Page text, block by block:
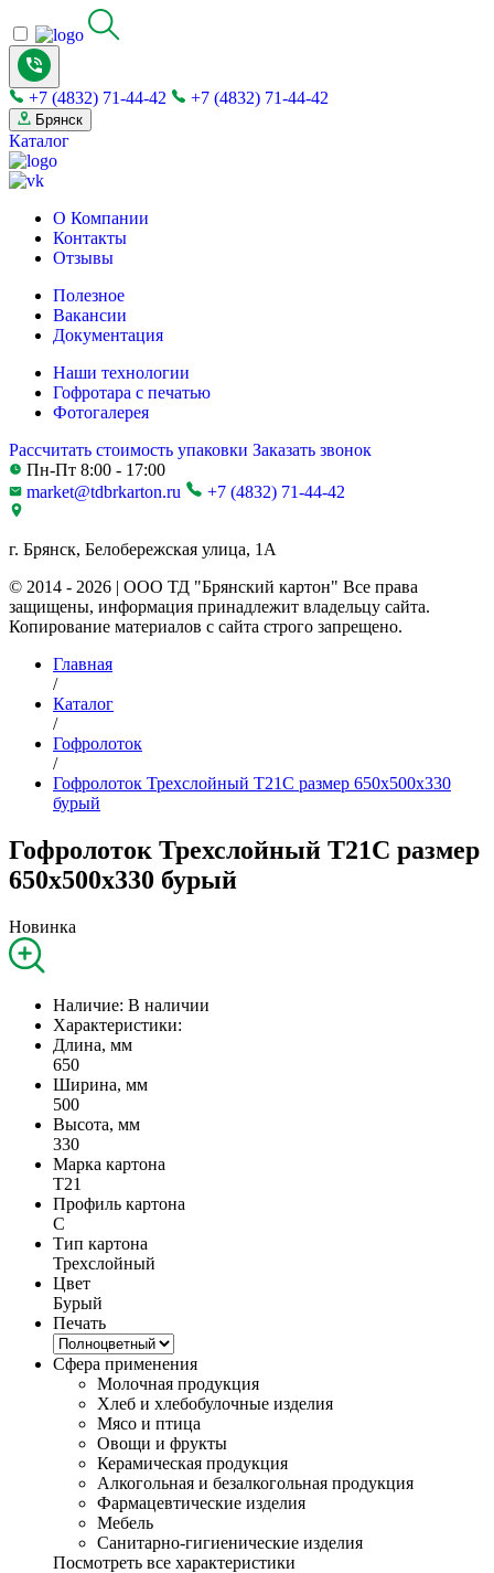
+7 (4832) 71-44-42 +7 (4832) 71-44-42
Брянск
Каталог
О Компании
Контакты
Отзывы
Полезное
Вакансии
Документация
Наши технологии
Гофротара с печатью
Фотогалерея
Рассчитать стоимость упаковки Заказать звонок
Пн-Пт 8:00 - 17:00
market@tdbrkarton.ru
+7 (4832) 71-44-42
г. Брянск, Белобережская улица, 1А
© 2014 - 2026 | ООО ТД "Брянский картон" Все права
защищены, информация принадлежит владельцу сайта.
Копирование материалов с сайта строго запрещено.
Главная
/
Каталог
/
Гофролоток
/
Гофролоток Трехслойный Т21C размер 650x500x330
бурый
Гофролоток Трехслойный Т21C размер
650x500x330 бурый
Новинка
Наличие: В наличии
Характеристики:
Длина, мм
650
Ширина, мм
500
Высота, мм
330
Марка картона
Т21
Профиль картона
C
Тип картона
Трехслойный
Цвет
Бурый
Печать
Сфера применения
Молочная продукция
Хлеб и хлебобулочные изделия
Мясо и птица
Овощи и фрукты
Керамическая продукция
Алкогольная и безалкогольная продукция
Фармацевтические изделия
Мебель
Санитарно-гигиенические изделия
Посмотреть все характеристики